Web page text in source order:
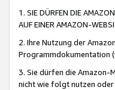
1. SIE DÜRFEN DIE
AUF EINER AMAZON-
2. Ihre Nutzung der
Programmdokumentation
3. Sie dürfen die Amazon-
nicht wie folgt nutzen oder